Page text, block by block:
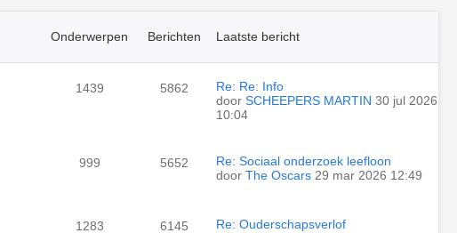
Onderwerpen Berichten Laatste bericht
1439 5862
Re: Re: Info
door SCHEEPERS MARTIN 30 jul 2026
10:04
999 5652
Re: Sociaal onderzoek leefloon
door The Oscars 29 mar 2026 12:49
1283 6145
Re: Ouderschapsverlof